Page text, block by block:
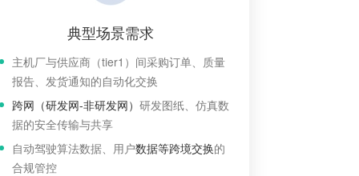
典型场景需求
主机厂与供应商（tier1）间采购订单、质量
报告、发货通知的自动化交换
跨网（研发网-非研发网）研发图纸、仿真数
据的安全传输与共享
自动驾驶算法数据、用户数据等跨境交换的
合规管控